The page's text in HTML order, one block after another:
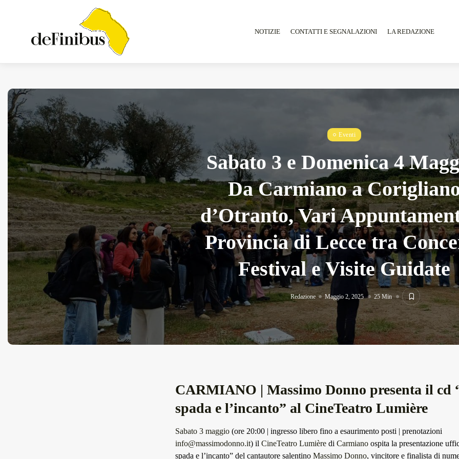
NOTIZIE CONTATTI E SEGNALAZIONI LA REDAZIONE
Iosonouncane A Lecce:
Concerto Acustico...
Luglio 17, 2026
Giugno 4, 2026
Eventi
Sabato 3 e Domenica 4
Da Carmiano a
d’Otranto, Vari
Provincia di Lecce tra
Festival e Visite Guidate
Redazione Maggio 2, 2025 25 Min
CARMIANO | Massimo Donno presenta il cd
spada e l’incanto” al CineTeatro Lumière
Sabato 3 maggio (ore 20:00 | ingresso libero fino a esaurimento posti | prenotazioni
info@massimodonno.it) il CineTeatro Lumière di Carmiano ospita la presentazione
spada e l’incanto” del cantautore salentino Massimo Donno, vincitore e finalista di